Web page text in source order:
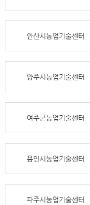
안산시농업기술센터
양주시농업기술센터
여주군농업기술센터
용인시농업기술센터
파주시농업기술센터